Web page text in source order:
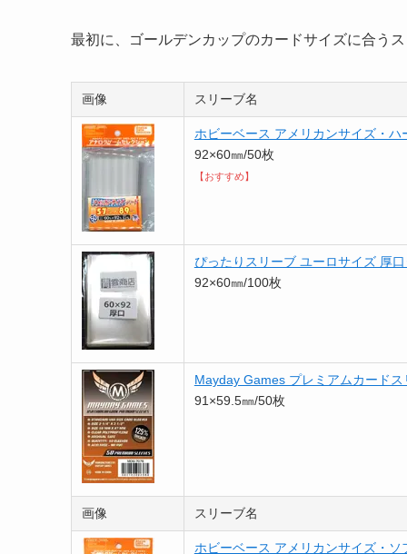
最初に、ゴールデンカップのカードサイズに合う
画像 スリーブ名
ホビーベース アメリカンサイズ・ハ
92×60㎜/50枚
【おすすめ】
ぴったりスリーブ ユーロサイズ 厚
92×60㎜/100枚
Mayday Games プレミアムカード
91×59.5㎜/50枚
画像 スリーブ名
ホビーベース アメリカンサイズ・ソ